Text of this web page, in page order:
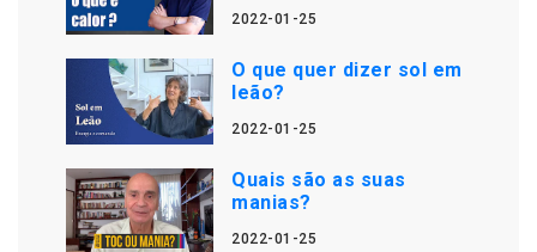
2022-01-25
O que quer dizer sol em
leão?
2022-01-25
Quais são as suas
manias?
2022-01-25